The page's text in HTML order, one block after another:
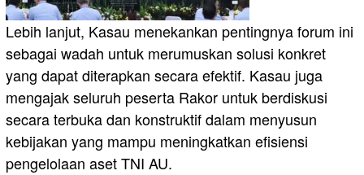
Lebih lanjut, Kasau menekankan pentingnya forum ini
sebagai wadah untuk merumuskan solusi konkret
yang dapat diterapkan secara efektif. Kasau juga
mengajak seluruh peserta Rakor untuk berdiskusi
secara terbuka dan konstruktif dalam menyusun
kebijakan yang mampu meningkatkan efisiensi
pengelolaan aset TNI AU.